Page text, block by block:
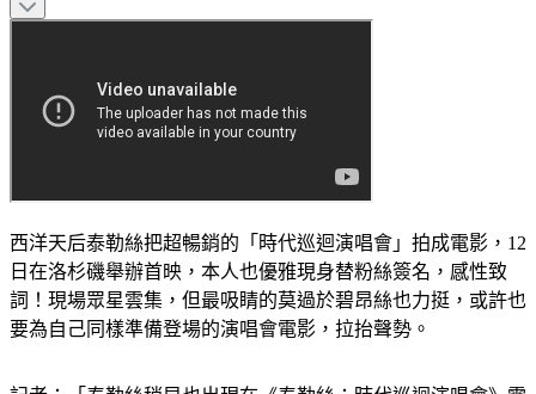
西洋天后泰勒絲把超暢銷的「時代巡迴演唱會」拍成電影，12
日在洛杉磯舉辦首映，本人也優雅現身替粉絲簽名，感性致
詞！現場眾星雲集，但最吸睛的莫過於碧昂絲也力挺，或許也